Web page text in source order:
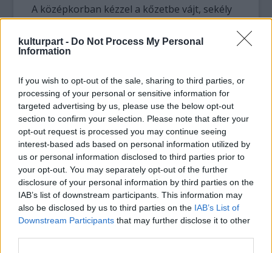
kulturpart - Do Not Process My Personal
Information
If you wish to opt-out of the sale, sharing to third parties, or
processing of your personal or sensitive information for
targeted advertising by us, please use the below opt-out
section to confirm your selection. Please note that after your
opt-out request is processed you may continue seeing
interest-based ads based on personal information utilized by
us or personal information disclosed to third parties prior to
your opt-out. You may separately opt-out of the further
disclosure of your personal information by third parties on the
IAB’s list of downstream participants. This information may
also be disclosed by us to third parties on the IAB’s List of
Downstream Participants that may further disclose it to other
A középkorban kézzel a kőzetbe vájt, sekély
fürdőrészt a hagyományoknak megfelelően
természetes víz táplálta. A feltárás, majd az
azt követő felújítás eredményeként ma újra
szinte teljes épségében megmaradt, rituális
zsidó fürdőben.
Mint a közlemény emlékeztet, a budai Vár
elmúlt évtizedeinek egyik legjelentősebb
középkori városi ásatása 2000-ben
fejeződött be: a királyi palota északi falától a
Dísz tér déli oldaláig terjedő településrész
pincéit a munkálatok alatt viszonylagos
épségben sikerült feltárni.